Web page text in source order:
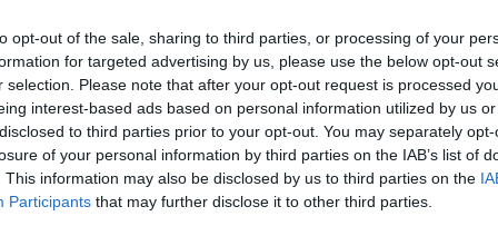
opt-out of the sale, sharing to third parties, or processing of your
for targeted advertising by us, please use the below opt-out
selection. Please note that after your opt-out request is processed
interest-based ads based on personal information utilized by us
to third parties prior to your opt-out. You may separately
of your personal information by third parties on the IAB’s list of
This information may also be disclosed by us to third parties on the
Participants that may further disclose it to other third parties.
de algunos actores del sector que no
vigente, que sirven para enriquecer
perjudican a la mayoría.
justifique a los que pervierten el circuito de
se inicia en la industria y finaliza en una
profesional al paciente. Cualquier